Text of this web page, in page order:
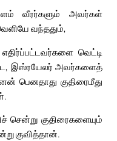
வீரர்களும் அவர்கள்
வந்ததும்,
வெட்டி
ஓட, இஸ்ரயேலர் அவர்களைத்
பெனதாது குதிரைமீது
சென்று குதிரைகளையும்
குவித்தான்.